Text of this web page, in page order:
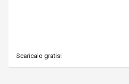
Scaricalo gratis!